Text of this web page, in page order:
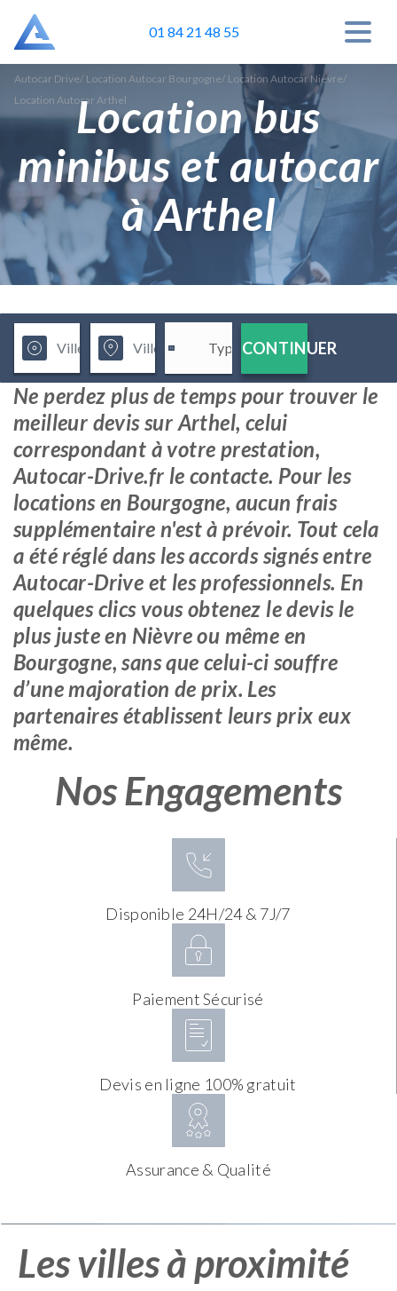
01 84 21 48 55
Autocar Drive/ Location Autocar Bourgogne/ Location Autocar Nièvre/
Location Autocar ArthelLocation bus
minibus et autocar
à Arthel
CONTINUER
Ne perdez plus de temps pour trouver le
meilleur devis sur Arthel, celui
correspondant à votre prestation,
Autocar-Drive.fr le contacte. Pour les
locations en Bourgogne, aucun frais
supplémentaire n'est à prévoir. Tout cela
a été réglé dans les accords signés entre
Autocar-Drive et les professionnels. En
quelques clics vous obtenez le devis le
plus juste en Nièvre ou même en
Bourgogne, sans que celui-ci souffre
d’une majoration de prix. Les
partenaires établissent leurs prix eux
même.
Nos Engagements
Disponible 24H/24 & 7J/7
Paiement Sécurisé
Devis en ligne 100% gratuit
Assurance & Qualité
Les villes à proximité